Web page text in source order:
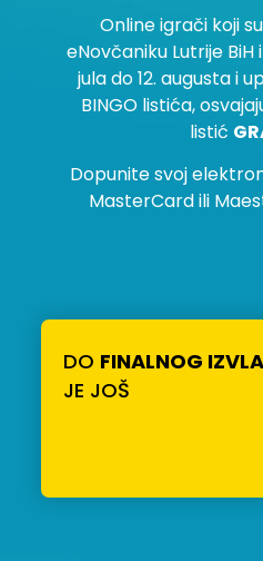
Online igrači koji
eNovčaniku Lutrije BiH
jula do 12. augusta i
BINGO listića,
listić
Dopunite svoj
MasterCard ili
DO FINALNOG
JE JOŠ